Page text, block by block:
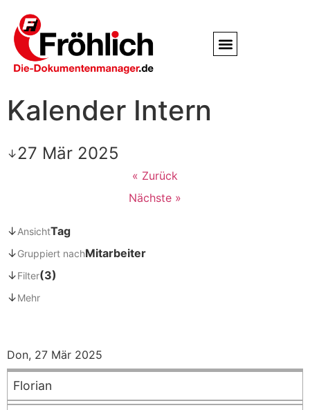
Kalender Intern
↓27 Mär 2025
« Zurück
Nächste »
↓AnsichtTag
↓Gruppiert nachMitarbeiter
↓Filter(3)
↓Mehr
Don, 27 Mär 2025
Florian